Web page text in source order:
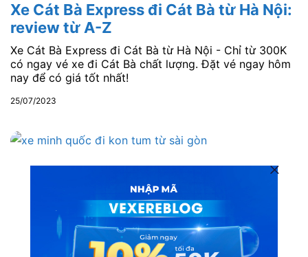
Xe Cát Bà Express đi Cát Bà từ Hà Nội:
review từ A-Z
Xe Cát Bà Express đi Cát Bà từ Hà Nội - Chỉ từ 300K
có ngay vé xe đi Cát Bà chất lượng. Đặt vé ngay hôm
nay để có giá tốt nhất!
25/07/2023